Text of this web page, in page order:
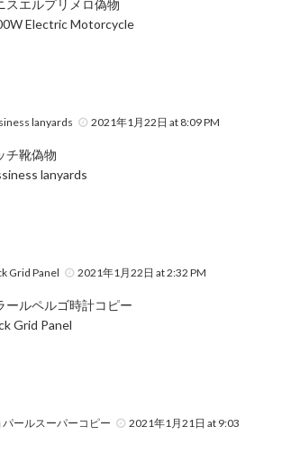
スエルプリメロ偽物
Electric Motorcycle
lanyards 2021年1月22日 at 8:09 PM
チ靴偽物
lanyards
Grid Panel 2021年1月22日 at 2:32 PM
ールペルゴ時計コピー
Grid Panel
パールスーパーコピー
2021年1月21日 at 9:03